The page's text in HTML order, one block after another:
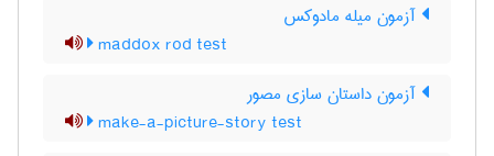
آزمون میله مادوکس
maddox rod test
آزمون داستان سازی مصور
make-a-picture-story test